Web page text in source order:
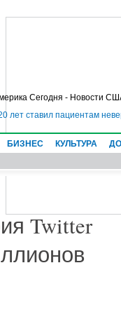
Сегодня - Новости
ставил пациентам
БИЗНЕС КУЛЬТУРА
Twitter